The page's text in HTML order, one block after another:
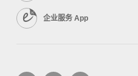
企业服务 App